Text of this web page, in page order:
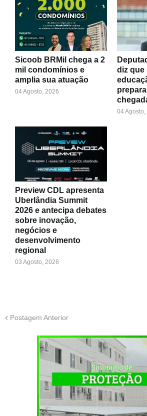
Sicoob BRMil chega a 2
mil condomínios e
amplia sua atuação
04 Agosto, 2026
diz que
04 Agosto,
Preview CDL apresenta
Uberlândia Summit
2026 e antecipa debates
sobre inovação,
negócios e
desenvolvimento
regional
03 Agosto, 2026
Postagem Anterior